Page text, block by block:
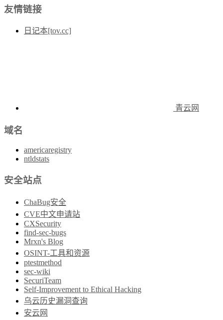
友情链接
日记本[tov.cc]
青云网
域名
americaregistry
ntldstats
安全站点
ChaBug安全
CVE中文申请站
CXSecurity
find-sec-bugs
Mrxn's Blog
OSINT-工具和资源
ptestmethod
sec-wiki
SecuriTeam
Self-Improvement to Ethical Hacking
乌云历史漏洞查询
安云网